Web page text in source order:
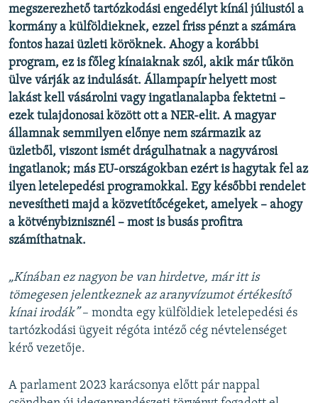
Valamennyi RFE/RL weboldal
megszerezhető tartózkodási engedélyt kínál júliustól a
kormány a külföldieknek, ezzel friss pénzt a számára
fontos hazai üzleti köröknek. Ahogy a korábbi
program, ez is főleg kínaiaknak szól, akik már tűkön
ülve várják az indulását. Állampapír helyett most
lakást kell vásárolni vagy ingatlanalapba fektetni –
ezek tulajdonosai között ott a NER-elit. A magyar
államnak semmilyen előnye nem származik az
üzletből, viszont ismét drágulhatnak a nagyvárosi
ingatlanok; más EU-országokban ezért is hagytak fel az
ilyen letelepedési programokkal. Egy későbbi rendelet
nevesítheti majd a közvetítőcégeket, amelyek – ahogy
a kötvénybiznisznél – most is busás profitra
számíthatnak.
„Kínában ez nagyon be van hirdetve, már itt is
tömegesen jelentkeznek az aranyvízumot értékesítő
kínai irodák”– mondta egy külföldiek letelepedési és
tartózkodási ügyeit régóta intéző cég névtelenséget
kérő vezetője.
A parlament 2023 karácsonya előtt pár nappal